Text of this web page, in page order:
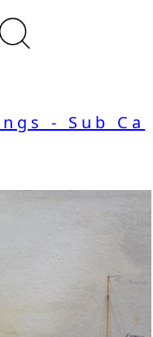
- Sub Ca